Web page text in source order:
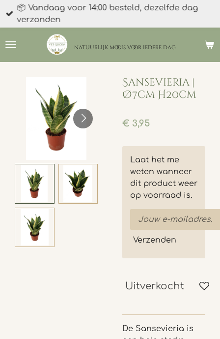
Ga
direct
de
natuurlijk moois voor iedere dag
📦 Vandaag voor 14:00 besteld, dezelfde dag
verzonden
Sansevieria |
Ø7cm H20cm
€ 3,95
Laat het me
weten wanneer
dit product weer
op voorraad is.
Verzenden
Uitverkocht
De Sansevieria is